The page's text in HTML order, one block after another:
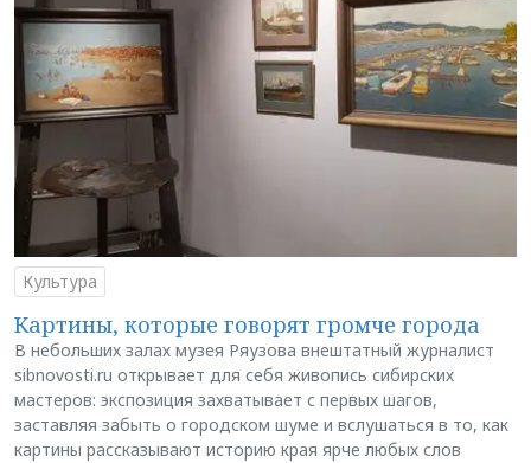
Культура
Картины, которые говорят громче города
В небольших залах музея Ряузова внештатный журналист
sibnovosti.ru открывает для себя живопись сибирских
мастеров: экспозиция захватывает с первых шагов,
заставляя забыть о городском шуме и вслушаться в то, как
картины рассказывают историю края ярче любых слов